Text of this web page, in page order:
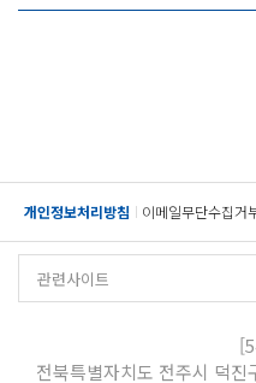
개인정보처리방침 이메일무단수집거
전북특별자치도 전주시 덕